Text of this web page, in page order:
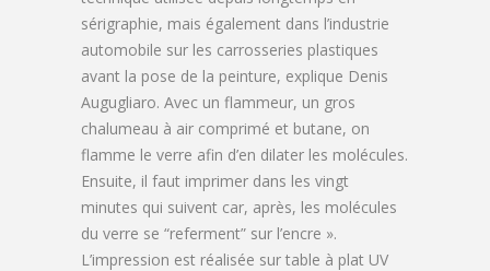
sérigraphie, mais également dans l’industrie
automobile sur les carrosseries plastiques
avant la pose de la peinture, explique Denis
Augugliaro. Avec un flammeur, un gros
chalumeau à air comprimé et butane, on
flamme le verre afin d’en dilater les molécules.
Ensuite, il faut imprimer dans les vingt
minutes qui suivent car, après, les molécules
du verre se “referment” sur l’encre ».
L’impression est réalisée sur table à plat UV